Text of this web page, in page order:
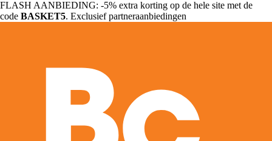
FLASH AANBIEDING: -5% extra korting op de hele site met de
code BASKET5. Exclusief partneraanbiedingen